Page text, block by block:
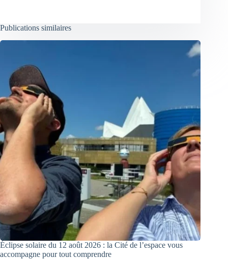
Publications similaires
Éclipse solaire du 12 août 2026 : la Cité de l’espace vous
accompagne pour tout comprendre